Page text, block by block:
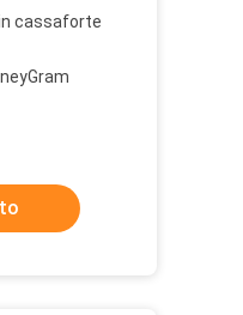
cassaforte